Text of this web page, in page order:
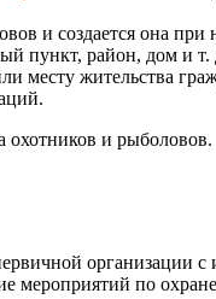
и создается она
пункт, район, дом и т.
жительства
и рыболовов.
организации
по